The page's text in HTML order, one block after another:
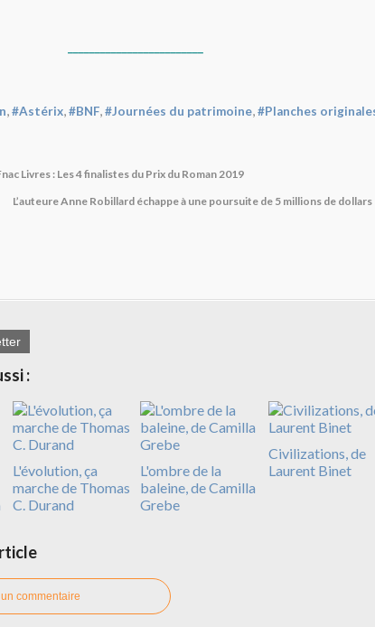
,#Astérix,#BNF,#Journées du patrimoine,#Planches
Livres : Les 4 finalistes du Prix du Roman 2019
L’auteure Anne Robillard échappe à une poursuite de 5 millions de dollars
:
L'évolution, ça
marche de Thomas
C. Durand
L'ombre de la
baleine, de Camilla
Grebe
Civilizations, de
Laurent Binet
commentaire